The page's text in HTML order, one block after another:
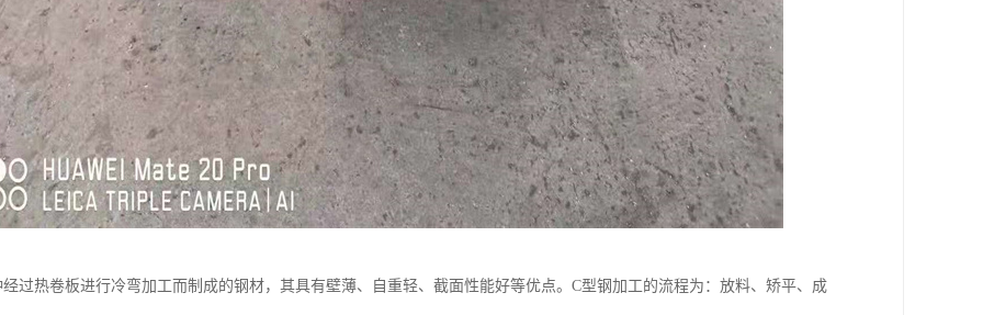
过热卷板进行冷弯加工而制成的钢材，其具有壁薄、自重轻、截面性能好等优点。C型钢加工的流程为：放料、矫平、成